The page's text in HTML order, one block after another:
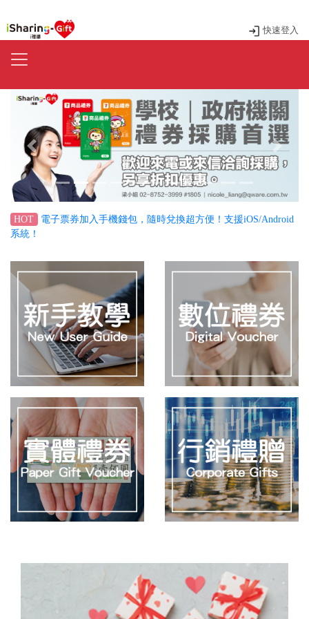
快速登入
Previous
HOT
電子票券加入手機錢包，隨時兌換超方便！支援iOS/Android
系統！